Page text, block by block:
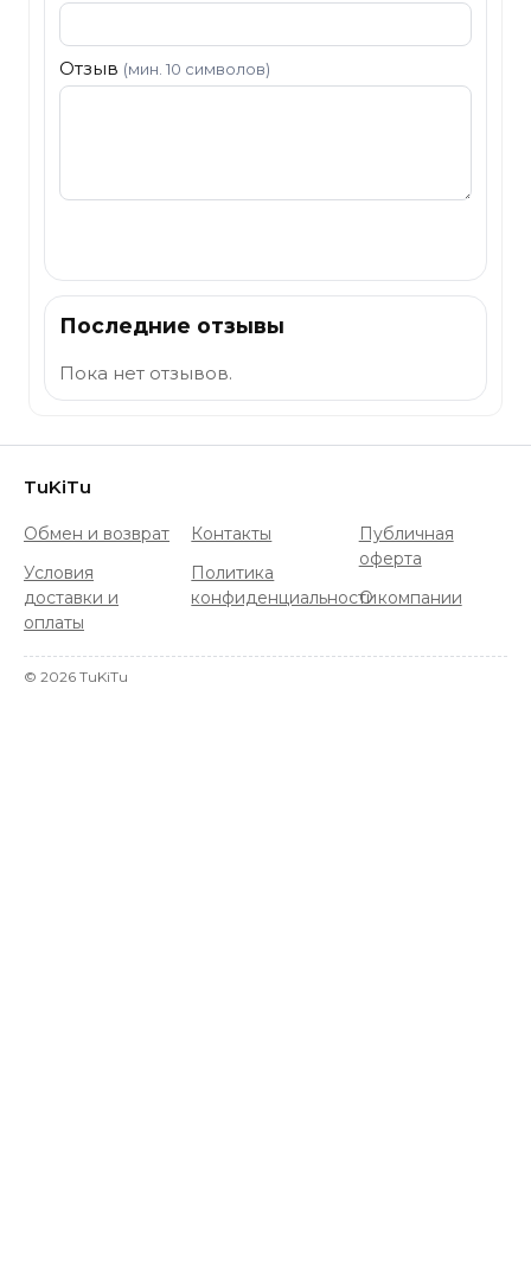
Отзыв (мин. 10 символов)
Последние отзывы
Пока нет отзывов.
TuKiTu
Обмен и возврат
Условия
доставки и
оплаты
Контакты
Политика
конфиденциальности
Публичная
оферта
О компании
© 2026 TuKiTu